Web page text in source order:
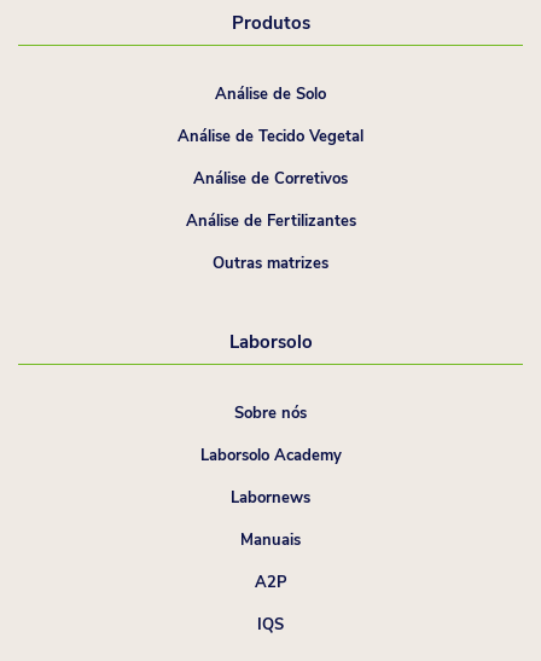
Produtos
Análise de Solo
Análise de Tecido Vegetal
Análise de Corretivos
Análise de Fertilizantes
Outras matrizes
Laborsolo
Sobre nós
Laborsolo Academy
Labornews
Manuais
A2P
IQS